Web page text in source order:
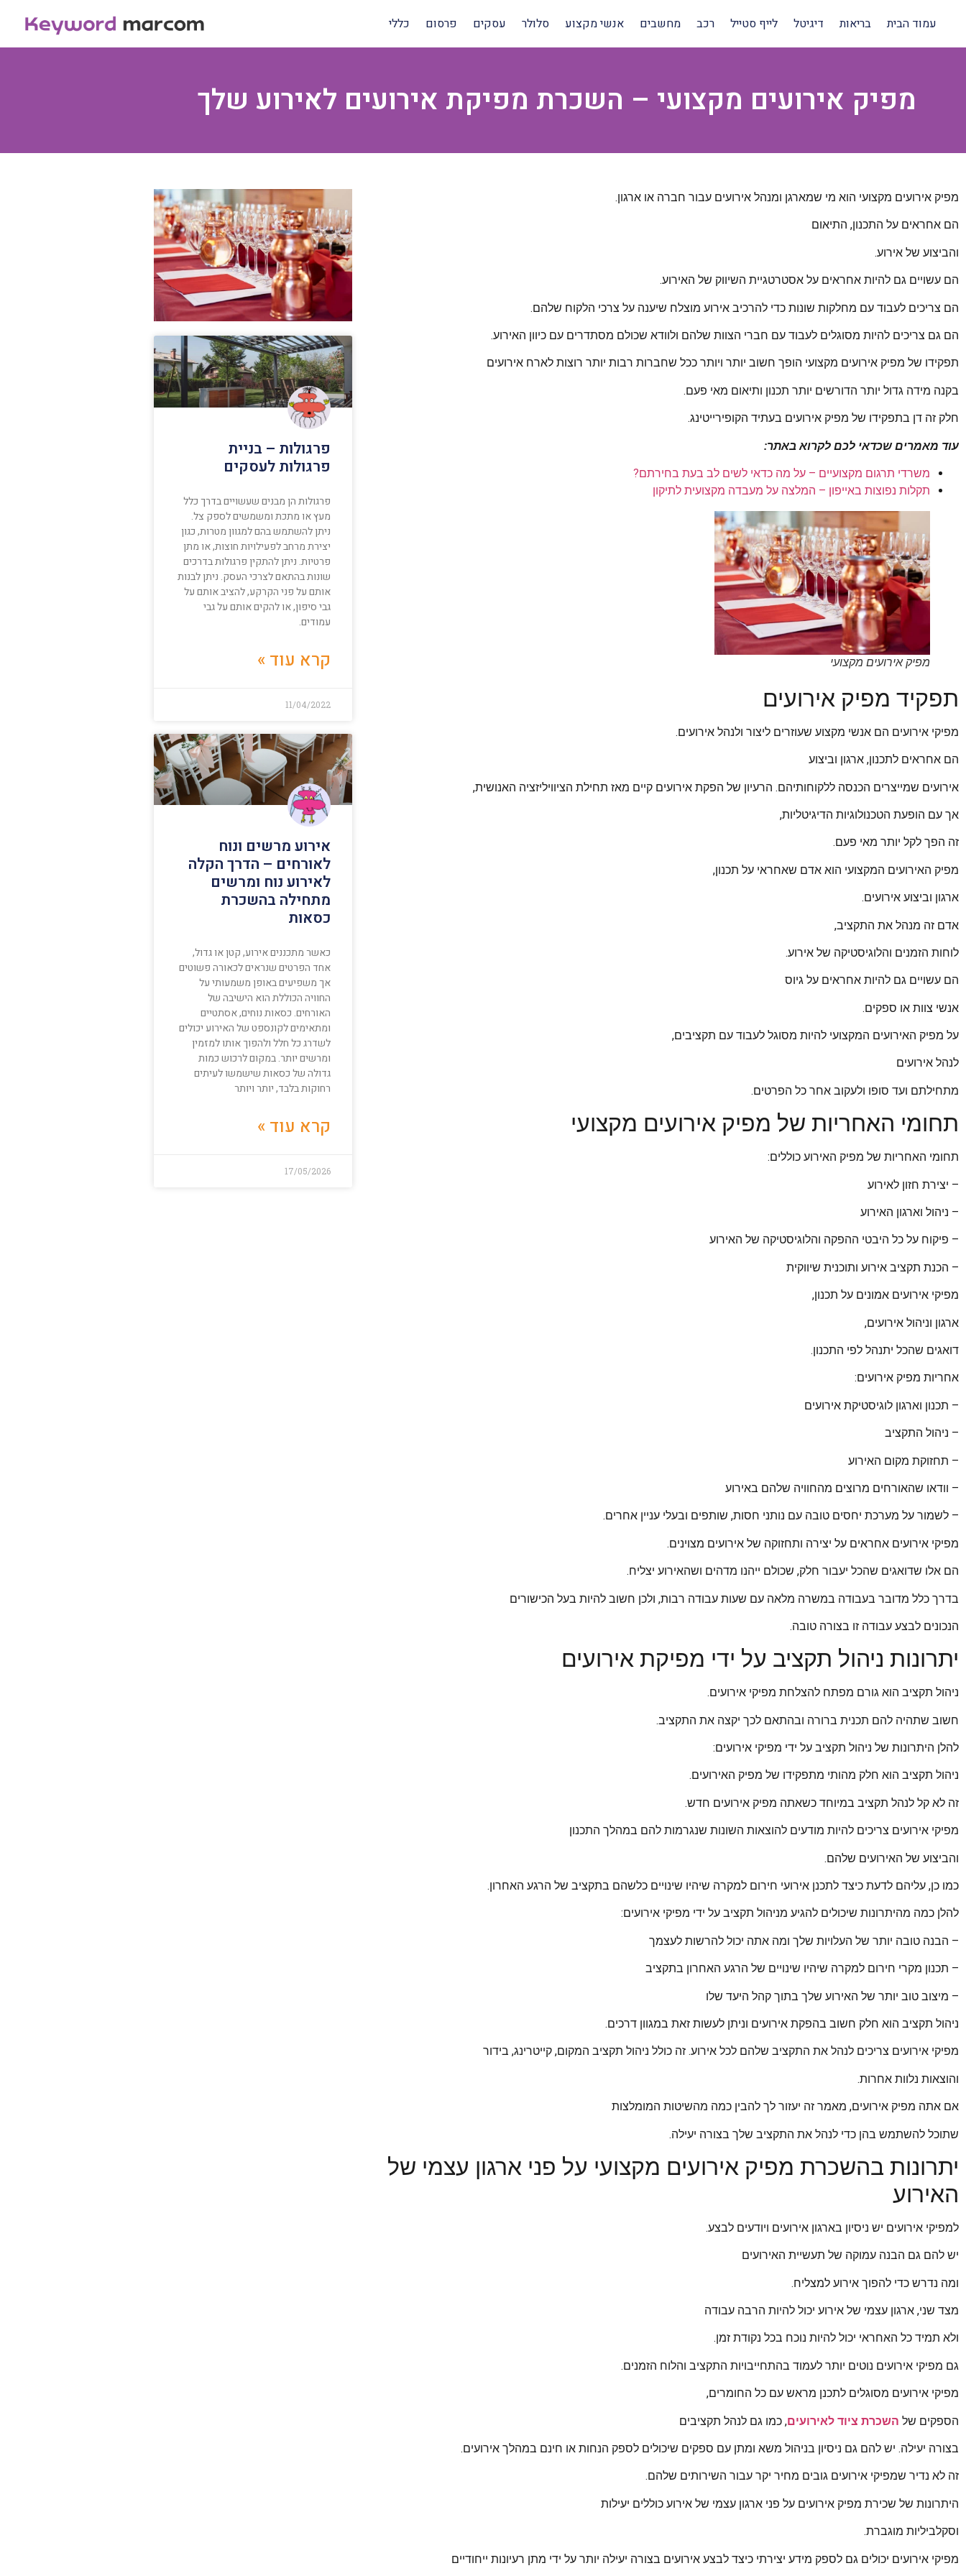
עמוד הבית בריאות דיגיטל לייף סטייל רכב מחשבים אנשי מקצוע סלולר עסקים פרסום כללי
מפיק אירועים מקצועי – השכרת מפיקת אירועים לאירוע שלך
מפיק אירועים מקצועי הוא מי שמארגן ומנהל אירועים עבור חברה או ארגון.
הם אחראים על התכנון, התיאום
והביצוע של אירוע.
הם עשויים גם להיות אחראים על אסטרטגיית השיווק של האירוע.
הם צריכים לעבוד עם מחלקות שונות כדי להרכיב אירוע מוצלח שיענה על צרכי הלקוח שלהם.
הם גם צריכים להיות מסוגלים לעבוד עם חברי הצוות שלהם ולוודא שכולם מסתדרים עם כיוון האירוע.
תפקידו של מפיק אירועים מקצועי הופך חשוב יותר ויותר ככל שחברות רבות יותר רוצות לארח אירועים
בקנה מידה גדול יותר הדורשים יותר תכנון ותיאום מאי פעם.
חלק זה דן בתפקידו של מפיק אירועים בעתיד הקופירייטינג.
עוד מאמרים שכדאי לכם לקרוא באתר:
משרדי תרגום מקצועיים – על מה כדאי לשים לב בעת בחירתם?
תקלות נפוצות באייפון – המלצה על מעבדה מקצועית לתיקון
מפיק אירועים מקצועי
תפקיד מפיק אירועים
מפיקי אירועים הם אנשי מקצוע שעוזרים ליצור ולנהל אירועים.
הם אחראים לתכנון, ארגון וביצוע
אירועים שמייצרים הכנסה ללקוחותיהם. הרעיון של הפקת אירועים קיים מאז תחילת הציוויליזציה האנושית,
אך עם הופעת הטכנולוגיות הדיגיטליות,
זה הפך לקל יותר מאי פעם.
מפיק האירועים המקצועי הוא אדם שאחראי על תכנון,
ארגון וביצוע אירועים.
אדם זה מנהל את התקציב,
לוחות הזמנים והלוגיסטיקה של אירוע.
הם עשויים גם להיות אחראים על גיוס
אנשי צוות או ספקים.
על מפיק האירועים המקצועי להיות מסוגל לעבוד עם תקציבים,
לנהל אירועים
מתחילתם ועד סופו ולעקוב אחר כל הפרטים.
תחומי האחריות של מפיק אירועים מקצועי
תחומי האחריות של מפיק האירוע כוללים:
– יצירת חזון לאירוע
– ניהול וארגון האירוע
– פיקוח על כל היבטי ההפקה והלוגיסטיקה של האירוע
– הכנת תקציב אירוע ותוכנית שיווקית
מפיקי אירועים אמונים על תכנון,
ארגון וניהול אירועים,
דואגים שהכל יתנהל לפי התכנון.
אחריות מפיק אירועים:
– תכנון וארגון לוגיסטיקת אירועים
– ניהול התקציב
– תחזוקת מקום האירוע
– וודאו שהאורחים מרוצים מהחוויה שלהם באירוע
– לשמור על מערכת יחסים טובה עם נותני חסות, שותפים ובעלי עניין אחרים.
מפיקי אירועים אחראים על יצירה ותחזוקה של אירועים מצוינים.
הם אלו שדואגים שהכל יעבור חלק, שכולם ייהנו מדהים ושהאירוע יצליח.
בדרך כלל מדובר בעבודה במשרה מלאה עם שעות עבודה רבות, ולכן חשוב להיות בעל הכישורים
הנכונים לבצע עבודה זו בצורה טובה.
יתרונות ניהול תקציב על ידי מפיקת אירועים
ניהול תקציב הוא גורם מפתח להצלחת מפיקי אירועים.
חשוב שתהיה להם תכנית ברורה ובהתאם לכך יקצה את התקציב.
להלן היתרונות של ניהול תקציב על ידי מפיקי אירועים:
ניהול תקציב הוא חלק מהותי מתפקידו של מפיק האירועים.
זה לא קל לנהל תקציב במיוחד כשאתה מפיק אירועים חדש.
מפיקי אירועים צריכים להיות מודעים להוצאות השונות שנגרמות להם במהלך התכנון
והביצוע של האירועים שלהם.
כמו כן, עליהם לדעת כיצד לתכנן אירועי חירום למקרה שיהיו שינויים כלשהם בתקציב של הרגע האחרון.
להלן כמה מהיתרונות שיכולים להגיע מניהול תקציב על ידי מפיקי אירועים:
– הבנה טובה יותר של העלויות שלך ומה אתה יכול להרשות לעצמך
– תכנון מקרי חירום למקרה שיהיו שינויים של הרגע האחרון בתקציב
– מיצוב טוב יותר של האירוע שלך בתוך קהל היעד שלו
ניהול תקציב הוא חלק חשוב בהפקת אירועים וניתן לעשות זאת במגוון דרכים.
מפיקי אירועים צריכים לנהל את התקציב שלהם לכל אירוע. זה כולל ניהול תקציב המקום, קייטרינג, בידור
והוצאות נלוות אחרות.
אם אתה מפיק אירועים, מאמר זה יעזור לך להבין כמה מהשיטות המומלצות
שתוכל להשתמש בהן כדי לנהל את התקציב שלך בצורה יעילה.
יתרונות בהשכרת מפיק אירועים מקצועי על פני ארגון עצמי של
האירוע
למפיקי אירועים יש ניסיון בארגון אירועים ויודעים לבצע.
יש להם גם הבנה עמוקה של תעשיית האירועים
ומה נדרש כדי להפוך אירוע למצליח.
מצד שני, ארגון עצמי של אירוע יכול להיות הרבה עבודה
ולא תמיד כל האחראי יכול להיות נוכח בכל נקודת זמן.
גם מפיקי אירועים נוטים יותר לעמוד בהתחייבויות התקציב והלוח הזמנים.
מפיקי אירועים מסוגלים לתכנן מראש עם כל החומרים,
הספקים של השכרת ציוד לאירועים, כמו גם לנהל תקציבים
בצורה יעילה. יש להם גם ניסיון בניהול משא ומתן עם ספקים שיכולים לספק הנחות או חינם במהלך אירועים.
זה לא נדיר שמפיקי אירועים גובים מחיר יקר עבור השירותים שלהם.
היתרונות של שכירת מפיק אירועים על פני ארגון עצמי של אירוע כוללים יעילות
וסקלביליות מוגברת.
מפיקי אירועים יכולים גם לספק מידע יצירתי כיצד לבצע אירועים בצורה יעילה יותר על ידי מתן רעיונות ייחודיים
פרגולות – בניית
פרגולות לעסקים
פרגולות הן מבנים שעשויים בדרך כלל
מעץ או מתכת ומשמשים לספק צל.
ניתן להשתמש בהם למגוון מטרות, כגון
יצירת מרחב לפעילויות חוצות, או מתן
פרטיות. ניתן להתקין פרגולות בדרכים
שונות בהתאם לצרכי העסק. ניתן לבנות
אותם על פני הקרקע, להציב אותם על
גבי סיפון, או להקים אותם על גבי
עמודים.
קרא עוד »
11/04/2022
אירוע מרשים ונוח
לאורחים – הדרך הקלה
לאירוע נוח ומרשים
מתחילה בהשכרת
כסאות
כאשר מתכננים אירוע, קטן או גדול,
אחד הפרטים שנראים לכאורה פשוטים
אך משפיעים באופן משמעותי על
החוויה הכוללת הוא הישיבה של
האורחים. כסאות נוחים, אסתטיים
ומתאימים לקונספט של האירוע יכולים
לשדרג כל חלל ולהפוך אותו למזמין
ומרשים יותר. במקום לרכוש כמות
גדולה של כסאות שישמשו לעיתים
רחוקות בלבד, יותר ויותר
קרא עוד »
17/05/2026